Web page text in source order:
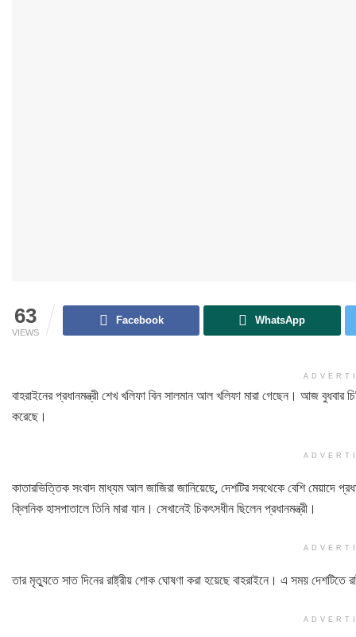
63
VIEWS
Facebook WhatsApp
বাহরাইনের প্রধানমন্ত্রী শেখ খলিফা বিন সালমান আল খলিফা মারা গেছেন। আজ বুধবার
করেছে।
কাতারভিত্তিক সংবাদ মাধ্যম আল জাজিরা জানিয়েছে, দেশটির সবথেকে বেশি মেয়াদে
ক্লিনিক হাসপাতালে তিনি মারা যান। সেখানেই চিকৎসধীন ছিলেন প্রধানমন্ত্রী।
তার মৃত্যুতে সাত দিনের রাষ্ট্রীয় শোক ঘোষণা করা হয়েছে বাহরাইনে। এ সময় দেশটিতে